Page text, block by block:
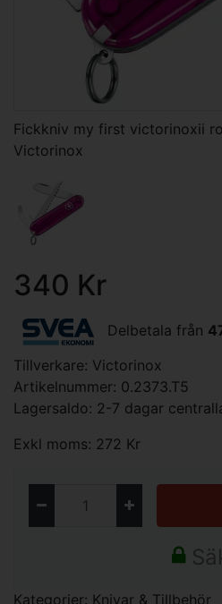
Fickkniv my first victorinoxii
Victorinox
340 Kr
Delbetala från
Tillverkare: Victorinox
Artikelnummer: 0.2373.T5
Lagersaldo: 2-7 dagar
Exkl moms: 272 Kr
Kategorier: Knivar & Tillbehör